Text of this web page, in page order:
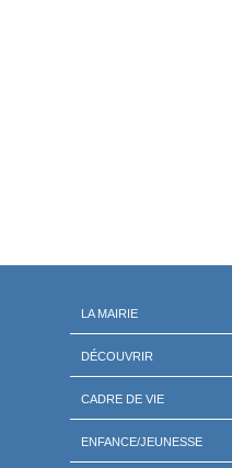
LA MAIRIE
DÉCOUVRIR
CADRE DE VIE
ENFANCE/JEUNESSE